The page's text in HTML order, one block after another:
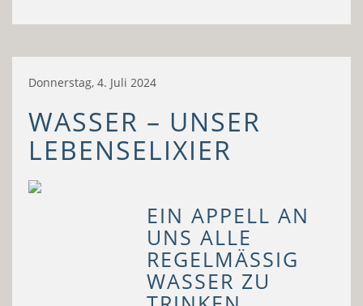
Donnerstag, 4. Juli 2024
WASSER – UNSER
LEBENSELIXIER
EIN APPELL AN
UNS ALLE
REGELMÄSSIG W
ASSER ZU T